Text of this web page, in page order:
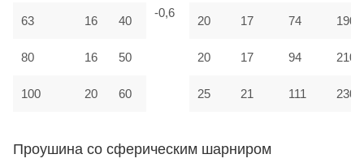
-0,6
63 16 40 20 17 74 190
80 16 50 20 17 94 210
100 20 60 25 21 111 230
Проушина со сферическим шарниром